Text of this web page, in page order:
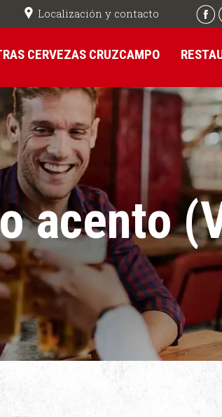
Localización y contacto
CERVEZAS CRUZCAMPO
acento